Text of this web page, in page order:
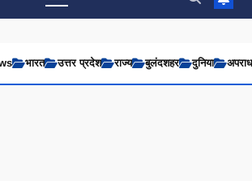
भारत उत्तर प्रदेश राज्य बुलंदशहर दुनिया अपराध